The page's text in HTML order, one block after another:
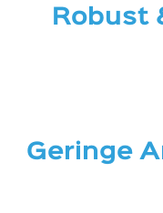
Robust
Geringe